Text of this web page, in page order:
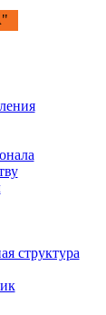
"
структура